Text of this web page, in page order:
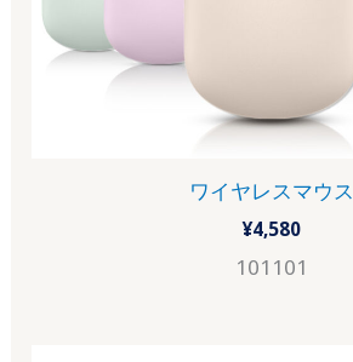
ワイヤレスマウス
¥4,580
101101